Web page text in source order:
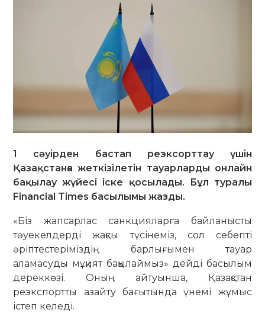
1 сәуірден бастап реэксорттау үшін
Қазақстанға жеткізілетін тауарларды онлайн
бақылау жүйесі іске қосылады. Бұл туралы
Financial Times басылымы жазды.
«Біз жапсарлас санкцияларға байланысты
тәуекелдерді жақсы түсінеміз, сол себепті
әріптестеріміздің барлығымен тауар
аламасуды мұқият бақылаймыз» дейді басылым
дереккөзі. Оның айтуынша, Қазақстан
реэкспортты азайту бағытында үнемі жұмыс
істеп келеді.